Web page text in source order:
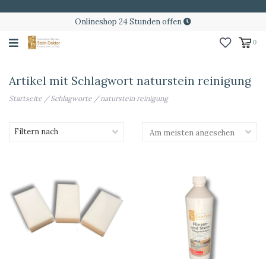
Onlineshop 24 Stunden offen
0
Artikel mit Schlagwort naturstein reinigung
Startseite /Schlagworte /naturstein reinigung
Filtern nach